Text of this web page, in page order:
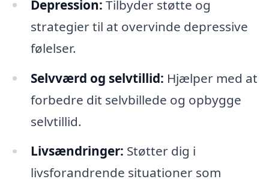
Depression: Tilbyder støtte og
strategier til at overvinde depressive
følelser.
Selvværd og selvtillid: Hjælper med at
forbedre dit selvbillede og opbygge
selvtillid.
Livsændringer: Støtter dig i
livsforandrende situationer som